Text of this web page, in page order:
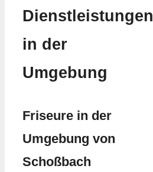
Dienstleistungen
in der
Umgebung
Friseure in der
Umgebung von
Schoßbach